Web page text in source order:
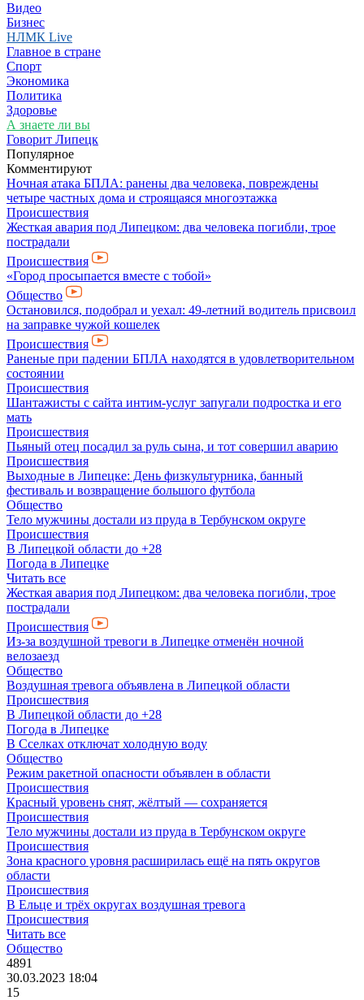
Видео
Бизнес
НЛМК Live
Главное в стране
Спорт
Экономика
Политика
Здоровье
А знаете ли вы
Говорит Липецк
Популярное
Комментируют
Ночная атака БПЛА: ранены два человека, повреждены
четыре частных дома и строящаяся многоэтажка
Происшествия
Жесткая авария под Липецком: два человека погибли, трое
пострадали
Происшествия
«Город просыпается вместе с тобой»
Общество
Остановился, подобрал и уехал: 49-летний водитель присвоил
на заправке чужой кошелек
Происшествия
Раненые при падении БПЛА находятся в удовлетворительном
состоянии
Происшествия
Шантажисты с сайта интим-услуг запугали подростка и его
мать
Происшествия
Пьяный отец посадил за руль сына, и тот совершил аварию
Происшествия
Выходные в Липецке: День физкультурника, банный
фестиваль и возвращение большого футбола
Общество
Тело мужчины достали из пруда в Тербунском округе
Происшествия
В Липецкой области до +28
Погода в Липецке
Читать все
Жесткая авария под Липецком: два человека погибли, трое
пострадали
Происшествия
Из-за воздушной тревоги в Липецке отменён ночной
велозаезд
Общество
Воздушная тревога объявлена в Липецкой области
Происшествия
В Липецкой области до +28
Погода в Липецке
В Сселках отключат холодную воду
Общество
Режим ракетной опасности объявлен в области
Происшествия
Красный уровень снят, жёлтый — сохраняется
Происшествия
Тело мужчины достали из пруда в Тербунском округе
Происшествия
Зона красного уровня расширилась ещё на пять округов
области
Происшествия
В Ельце и трёх округах воздушная тревога
Происшествия
Читать все
Общество
4891
30.03.2023 18:04
15